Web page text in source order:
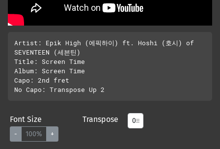
Artist: Epik High (에픽하이) ft. Hoshi (호시) of
SEVENTEEN (세븐틴)
Title: Screen Time
Album: Screen Time
Capo: 2nd fret
Font Size
- 100% +
Transpose